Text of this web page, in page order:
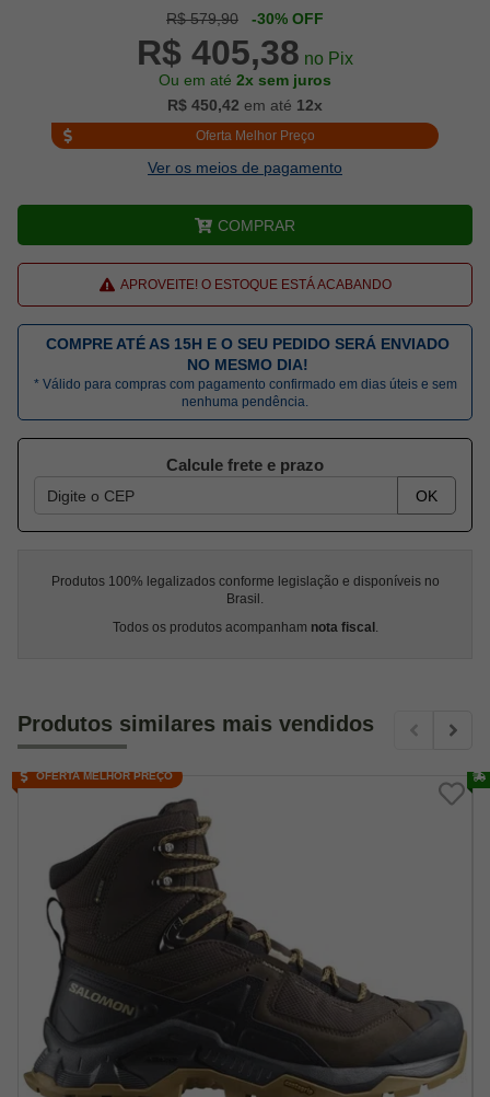
R$ 579,90 -30% OFF
R$ 405,38 no Pix
Ou em até 2x sem juros
R$ 450,42 em até 12x
Oferta Melhor Preço
Ver os meios de pagamento
COMPRAR
APROVEITE! O ESTOQUE ESTÁ ACABANDO
COMPRE ATÉ AS 15H E O SEU PEDIDO SERÁ ENVIADO
NO MESMO DIA!
* Válido para compras com pagamento confirmado em dias úteis e sem
nenhuma pendência.
Calcule frete e prazo
OK
Produtos 100% legalizados conforme legislação e disponíveis no
Brasil.
Todos os produtos acompanham nota fiscal .
Produtos similares mais vendidos
OFERTA MELHOR PREÇO